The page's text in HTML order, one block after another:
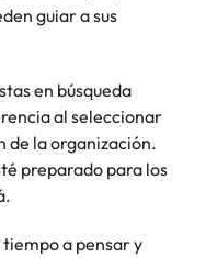
guiar a sus
en búsqueda
al seleccionar
de la organización.
preparado para los
a pensar y